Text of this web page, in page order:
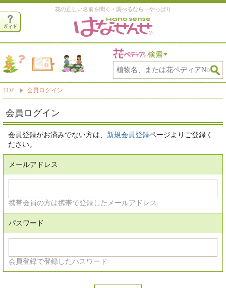
花の正しい名前を聞く・調べるなら―やっぱり
TOP 会員ログイン
会員ログイン
会員登録がお済みでない方は、 新規会員登録ページよりご登録く
ださい。
メールアドレス
携帯会員の方は携帯で登録したメールアドレス
パスワード
会員登録で登録したパスワード